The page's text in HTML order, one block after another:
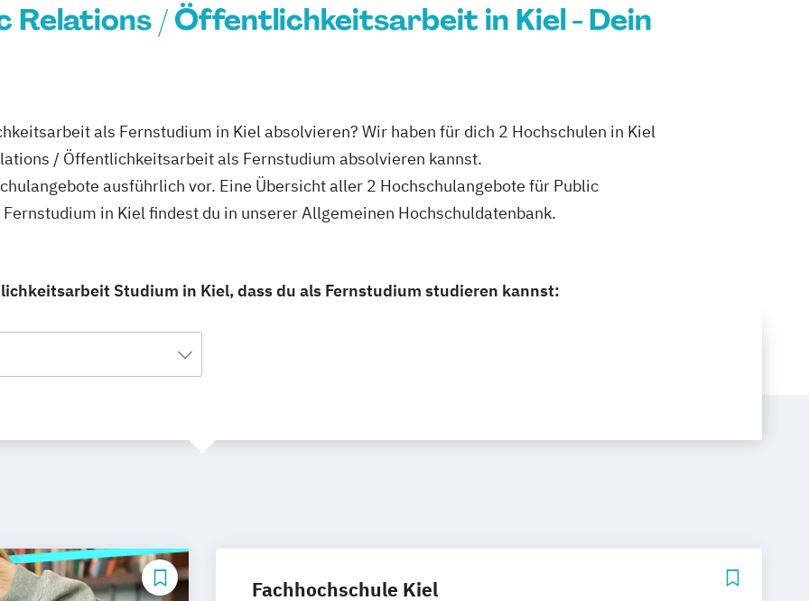
Relations / Öffentlichkeitsarbeit in Kiel - Dein
als Fernstudium in Kiel absolvieren? Wir haben für dich 2 Hochschulen in Kiel
/ Öffentlichkeitsarbeit als Fernstudium absolvieren kannst.
ausführlich vor. Eine Übersicht aller 2 Hochschulangebote für Public
in Kiel findest du in unserer Allgemeinen Hochschuldatenbank.
Studium in Kiel, dass du als Fernstudium studieren kannst:
Fachhochschule Kiel